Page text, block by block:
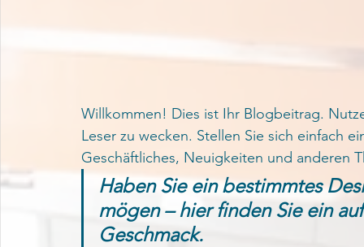
Willkommen! Dies ist Ihr Blogbeitrag.
Leser zu wecken. Stellen Sie sich einfach
Geschäftliches, Neuigkeiten und anderen
Haben Sie ein bestimmtes
mögen – hier finden Sie ein
Geschmack.